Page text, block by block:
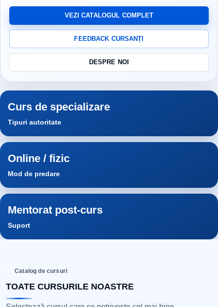
VEZI CATALOGUL COMPLET
FEEDBACK CURSANȚI
DESPRE NOI
Curs de specializare
Tipuri autoritate
Online / fizic
Mod de predare
Mentorat post-curs
Suport
Catalog de cursuri
TOATE CURSURILE NOASTRE